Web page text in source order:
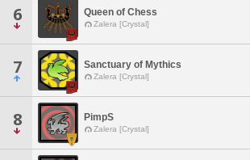
6 Queen of Chess
Zalera [Crystal]
7 Sanctuary of Mythics
Zalera [Crystal]
8 PimpS
Zalera [Crystal]